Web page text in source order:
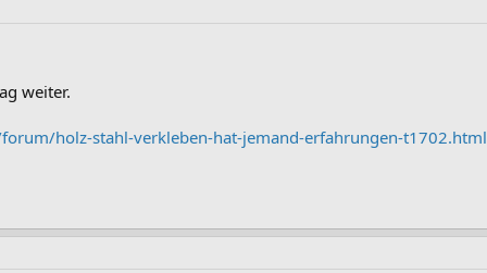
weiter.
holz-stahl-verkleben-hat-jemand-erfahrungen-t1702.html